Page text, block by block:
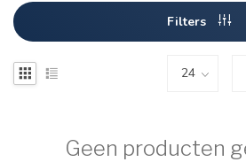
Filters
Geen producten